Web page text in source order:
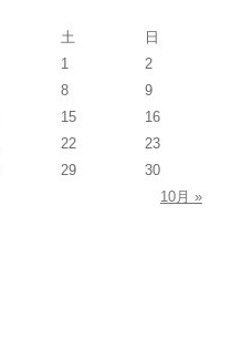
土 日
10月 »
1
2
8
9
15
16
22
23
29 30